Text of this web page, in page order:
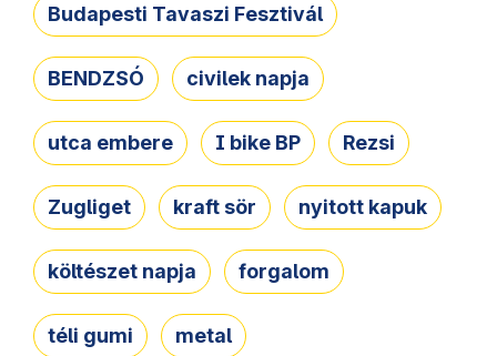
Budapesti Tavaszi Fesztivál
BENDZSÓ civilek napja
utca embere I bike BP Rezsi
Zugliget kraft sör nyitott kapuk
költészet napja forgalom
téli gumi metal